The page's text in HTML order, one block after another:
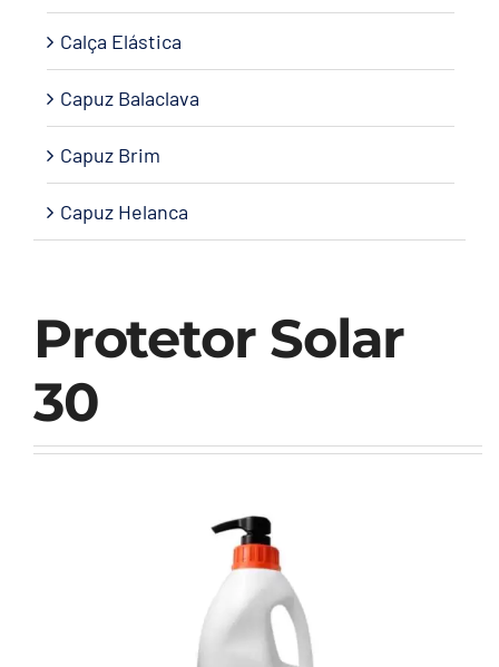
Protetor Solar
30
Calça Elástica
Capuz Balaclava
Capuz Brim
Capuz Helanca